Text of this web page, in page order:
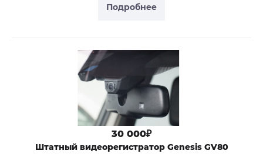
Подробнее
30 000₽
Штатный видеорегистратор Genesis GV80